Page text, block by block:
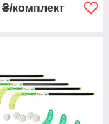
₴/комплект